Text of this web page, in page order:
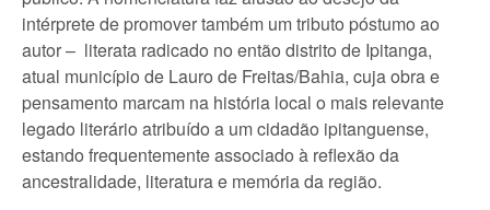
intérprete de promover também um tributo póstumo ao
autor – literata radicado no então distrito de Ipitanga,
atual município de Lauro de Freitas/Bahia, cuja obra e
pensamento marcam na história local o mais relevante
legado literário atribuído a um cidadão ipitanguense,
estando frequentemente associado à reflexão da
ancestralidade, literatura e memória da região.